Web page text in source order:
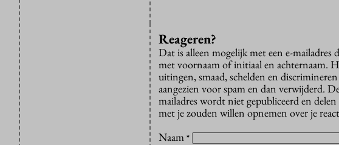
Reageren?
Dat is alleen mogelijk met een e-
met voornaam of initiaal en achternaam.
uitingen, smaad, schelden en
aangezien voor spam en dan verwijderd.
mailadres wordt niet gepubliceerd en
met je zouden willen opnemen over je
Naam *